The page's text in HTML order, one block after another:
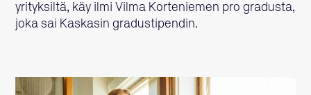
yrityksiltä, käy ilmi Vilma Korteniemen pro gradusta,
joka sai Kaskasin gradustipendin.